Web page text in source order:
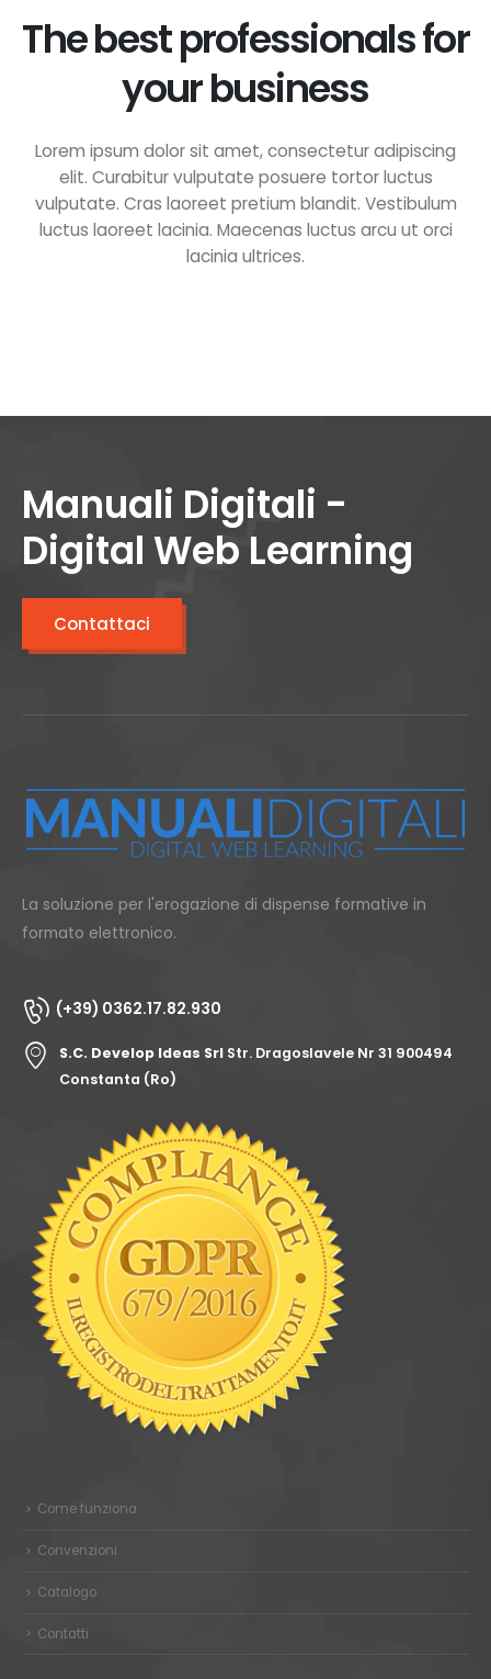
The best professionals for
your business
Lorem ipsum dolor sit amet, consectetur adipiscing
elit. Curabitur vulputate posuere tortor luctus
vulputate. Cras laoreet pretium blandit. Vestibulum
luctus laoreet lacinia. Maecenas luctus arcu ut orci
lacinia ultrices.
Manuali Digitali -
Digital Web Learning
Contattaci
La soluzione per l'erogazione di dispense formative in
formato elettronico.
(+39) 0362.17.82.930
S.C. Develop Ideas Srl Str. Dragoslavele Nr 31 900494
Constanta (Ro)
Come funziona
Convenzioni
Catalogo
Contatti